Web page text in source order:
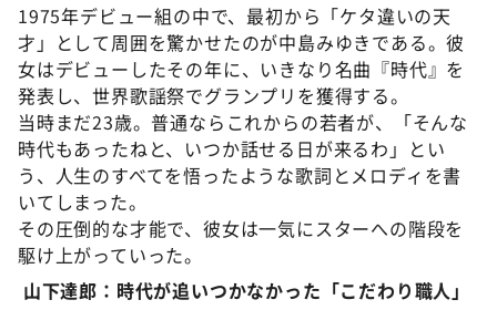
1975年デビュー組の中で、最初から「ケタ違いの天
才」として周囲を驚かせたのが中島みゆきである。彼
女はデビューしたその年に、いきなり名曲『時代』を
発表し、世界歌謡祭でグランプリを獲得する。
当時まだ23歳。普通ならこれからの若者が、「そんな
時代もあったねと、いつか話せる日が来るわ」とい
う、人生のすべてを悟ったような歌詞とメロディを書
いてしまった。
その圧倒的な才能で、彼女は一気にスターへの階段を
駆け上がっていった。
山下達郎：時代が追いつかなかった「こだわり職人」